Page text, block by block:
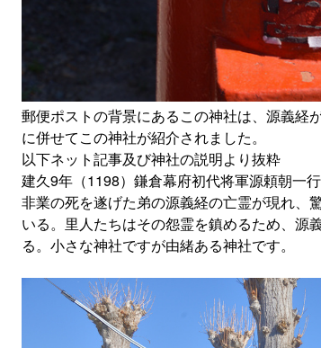
郵便ポストの背景にあるこの神社は、源義経
に併せてこの神社が紹介されました。
以下ネット記事及び神社の説明より抜粋
建久9年（1198）鎌倉幕府初代将軍源頼朝一
非業の死を遂げた弟の源義経の亡霊が現れ、
いる。里人たちはその怨霊を鎮めるため、源
る。小さな神社ですが由緒ある神社です。